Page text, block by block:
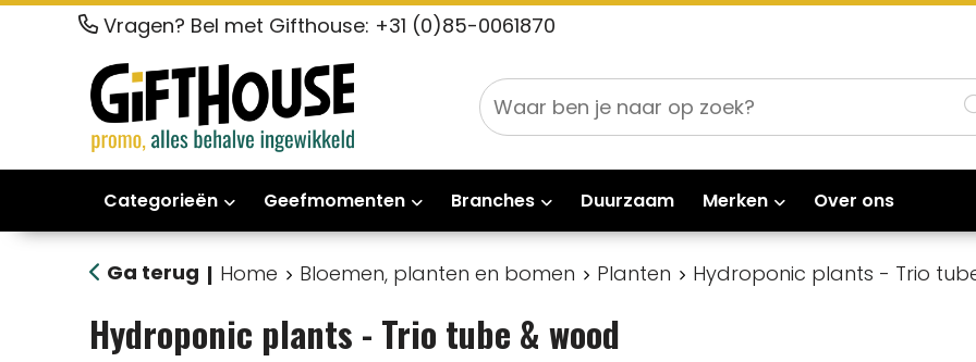
Vragen? Bel met Gifthouse: +31 (0)85-0061870
Categorieën Geefmomenten Branches Duurzaam Merken Over ons
Ga terug | Home Bloemen, planten en bomen Planten Hydroponic plants - Trio
Hydroponic plants - Trio tube & wood